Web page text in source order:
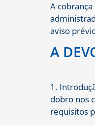
A
aviso
A
1.
dobro nos
requisitos